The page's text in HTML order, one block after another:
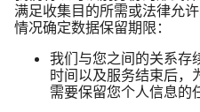
满足​收​集目​的​所需​或​法律​允
情况​确定​数​据​保留期限：
我们​与​您​之间​的​关系​存
时间​以及​服务​结束​后，​
需要​保留​您​个​人​信息​的​